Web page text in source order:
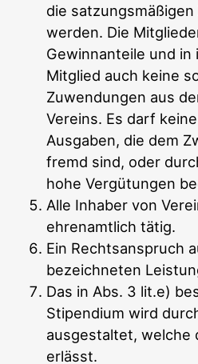
die
werden. Die
Gewinnanteile und in
Mitglied auch keine
Zuwendungen aus
Vereins. Es darf
Ausgaben, die dem
fremd sind, oder
hohe Vergütungen
Alle Inhaber von
ehrenamtlich tätig.
Ein Rechtsanspruch
bezeichneten
Das in Abs. 3 lit.e)
Stipendium wird
ausgestaltet, welche
erlässt.